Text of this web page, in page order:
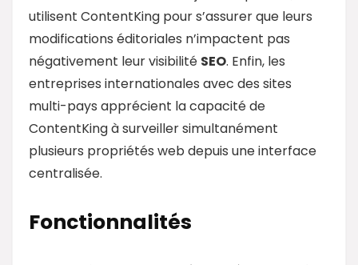
utilisent ContentKing pour s’assurer que leurs
modifications éditoriales n’impactent pas
négativement leur visibilité SEO. Enfin, les
entreprises internationales avec des sites
multi-pays apprécient la capacité de
ContentKing à surveiller simultanément
plusieurs propriétés web depuis une interface
centralisée.
Fonctionnalités